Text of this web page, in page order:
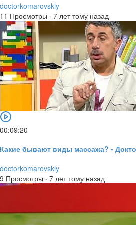
doctorkomarovskiy
11 Просмотры · 7 лет тому назад
00:09:20
Какие бывают виды массажа? -
doctorkomarovskiy
9 Просмотры · 7 лет тому назад